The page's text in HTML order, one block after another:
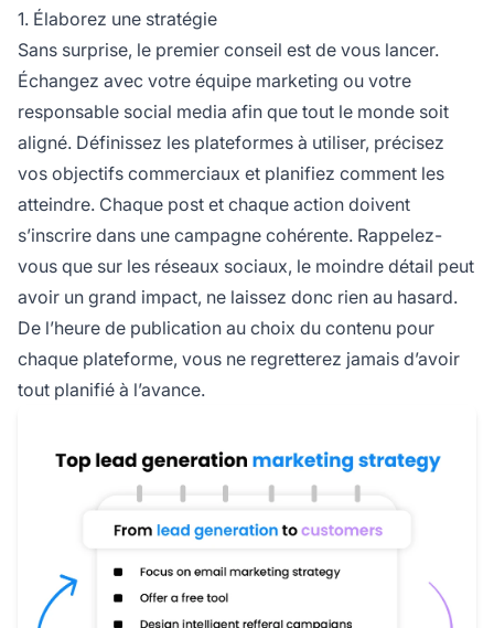
1. Élaborez une stratégie
Sans surprise, le premier conseil est de vous lancer.
Échangez avec votre équipe marketing ou votre
responsable social media afin que tout le monde soit
aligné. Définissez les plateformes à utiliser, précisez
vos objectifs commerciaux et planifiez comment les
atteindre. Chaque post et chaque action doivent
s’inscrire dans une campagne cohérente. Rappelez-
vous que sur les réseaux sociaux, le moindre détail peut
avoir un grand impact, ne laissez donc rien au hasard.
De l’heure de publication au choix du contenu pour
chaque plateforme, vous ne regretterez jamais d’avoir
tout planifié à l’avance.